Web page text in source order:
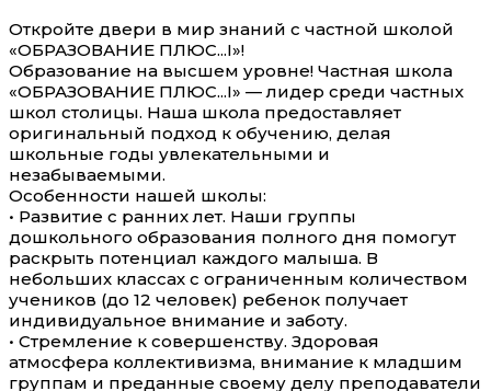
Откройте двери в мир знаний с частной школой
«ОБРАЗОВАНИЕ ПЛЮС...I»!
Образование на высшем уровне! Частная школа
«ОБРАЗОВАНИЕ ПЛЮС...I» — лидер среди частных
школ столицы. Наша школа предоставляет
оригинальный подход к обучению, делая
школьные годы увлекательными и
незабываемыми.
Особенности нашей школы:
• Развитие с ранних лет. Наши группы
дошкольного образования полного дня помогут
раскрыть потенциал каждого малыша. В
небольших классах с ограниченным количеством
учеников (до 12 человек) ребенок получает
индивидуальное внимание и заботу.
• Стремление к совершенству. Здоровая
атмосфера коллективизма, внимание к младшим
группам и преданные своему делу преподаватели